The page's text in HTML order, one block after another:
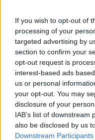
If you wish to opt-out of
processing of your
targeted advertising by
section to confirm your
opt-out request is
interest-based ads
us or personal
your opt-out. You may
disclosure of your
IAB’s list of
also be disclosed by us
Downstream Participants
φωνή της
3Ποιος είναι ο
Χασάμπης: Από
Χημείας και στο
4Ο Κώστας
φωτογραφία για
αδελφής του,
5Το πολωμένο
φωτιές σε
ισχυρότερα
χρόνων»